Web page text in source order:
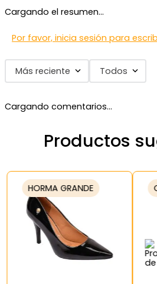
Cargando el resumen…
Por favor, inicia sesión para
Más reciente Todos
Cargando comentarios…
Productos
HORMA GRANDE